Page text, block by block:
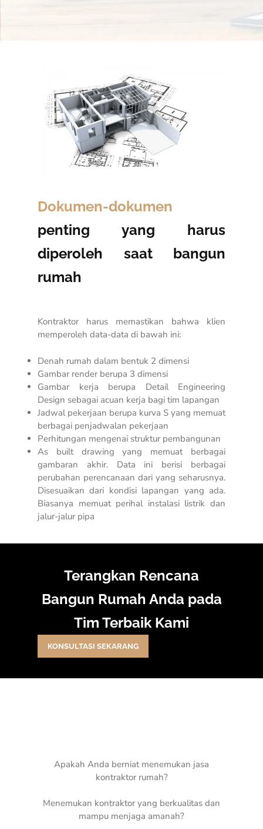
Dokumen-dokumen
penting yang harus
diperoleh saat bangun
rumah
Kontraktor harus memastikan bahwa klien
memperoleh data-data di bawah ini:
Denah rumah dalam bentuk 2 dimensi
Gambar render berupa 3 dimensi
Gambar kerja berupa Detail Engineering
Design sebagai acuan kerja bagi tim lapangan
Jadwal pekerjaan berupa kurva S yang memuat
berbagai penjadwalan pekerjaan
Perhitungan mengenai struktur pembangunan
As built drawing yang memuat berbagai
gambaran akhir. Data ini berisi berbagai
perubahan perencanaan dari yang seharusnya.
Disesuaikan dari kondisi lapangan yang ada.
Biasanya memuat perihal instalasi listrik dan
jalur-jalur pipa
Terangkan Rencana
Bangun Rumah Anda pada
Tim Terbaik Kami
KONSULTASI SEKARANG
Apakah Anda berniat menemukan jasa
kontraktor rumah?
Menemukan kontraktor yang berkualitas dan
mampu menjaga amanah?